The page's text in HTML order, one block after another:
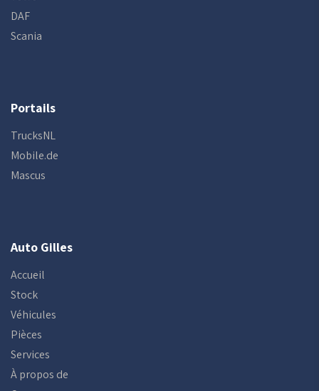
DAF
Scania
Portails
TrucksNL
Mobile.de
Mascus
Auto Gilles
Accueil
Stock
Véhicules
Pièces
Services
À propos de